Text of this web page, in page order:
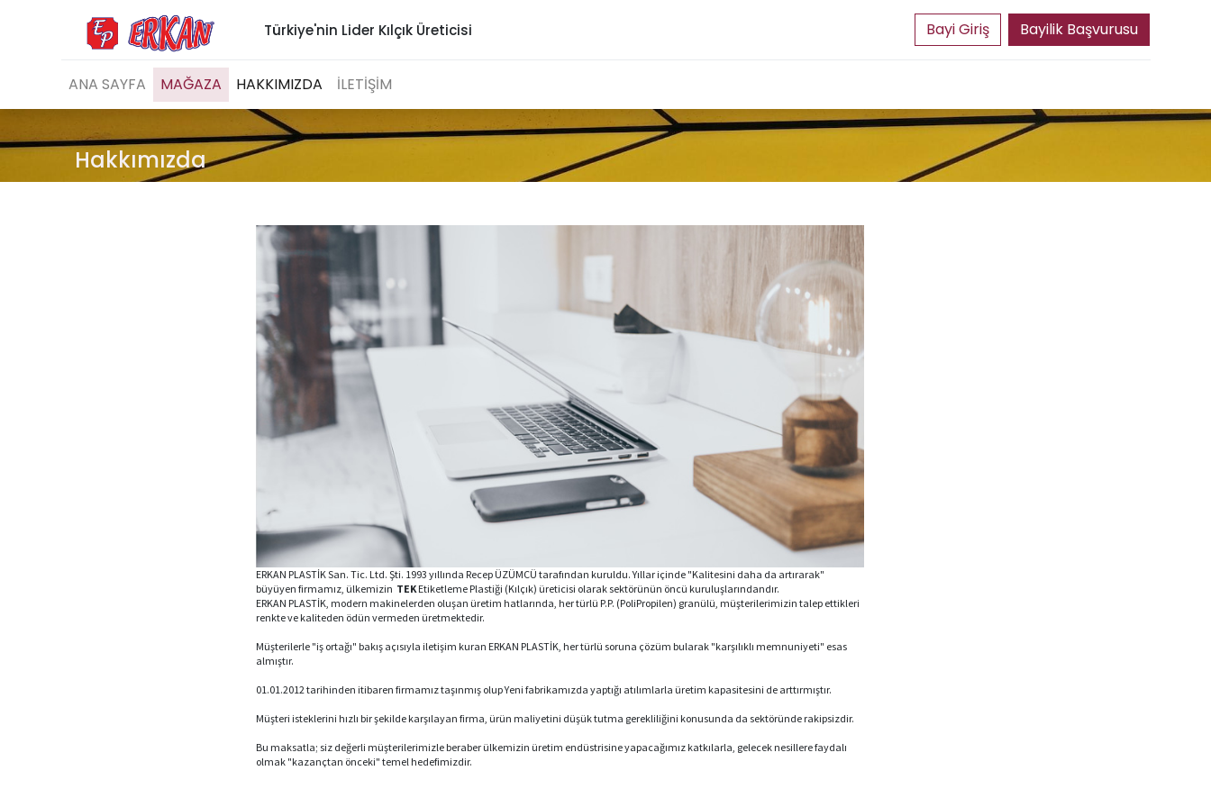
Türkiye'nin Lider Kılçık Üreticisi Bayilik Başvurusu
ANA SAYFA MAĞAZA HAKKIMIZDA İLETİŞİM
Hakkımızda
ERKAN PLASTİK San. Tic. Ltd. Şti. 1993 yıllında Recep ÜZÜMCÜ tarafından kuruldu. Yıllar içinde "Kalitesini daha da artırarak"
büyüyen firmamız, ülkemizin TEK Etiketleme Plastiği (Kılçık) üreticisi olarak sektörünün öncü kuruluşlarındandır.
ERKAN PLASTİK, modern makinelerden oluşan üretim hatlarında, her türlü P.P. (PoliPropilen) granülü, müşterilerimizin talep ettikleri
renkte ve kaliteden ödün vermeden üretmektedir.
Müşterilerle "iş ortağı" bakış açısıyla iletişim kuran ERKAN PLASTİK, her türlü soruna çözüm bularak "karşılıklı memnuniyeti" esas
almıştır.
01.01.2012 tarihinden itibaren firmamız taşınmış olup Yeni fabrikamızda yaptığı atılımlarla üretim kapasitesini de arttırmıştır.
Müşteri isteklerini hızlı bir şekilde karşılayan firma, ürün maliyetini düşük tutma gerekliliğini konusunda da sektöründe rakipsizdir.
Bu maksatla; siz değerli müşterilerimizle beraber ülkemizin üretim endüstrisine yapacağımız katkılarla, gelecek nesillere faydalı
olmak "kazançtan önceki" temel hedefimizdir.